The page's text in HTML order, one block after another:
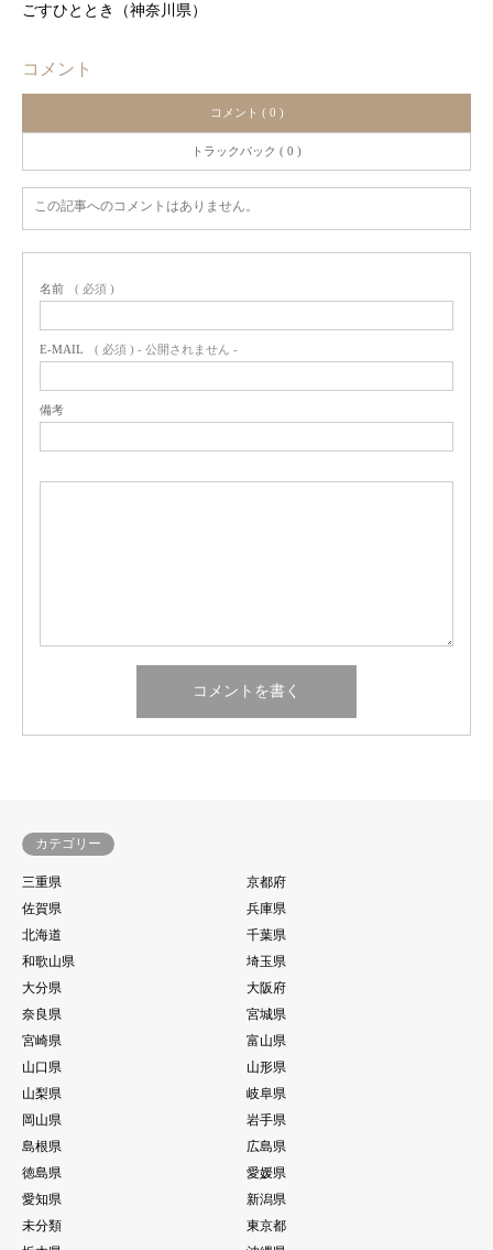
ごすひととき（神奈川県）
コメント
コメント ( 0 )
トラックバック ( 0 )
この記事へのコメントはありません。
名前 ( 必須 )
E-MAIL ( 必須 ) - 公開されません -
備考
カテゴリー
三重県
京都府
佐賀県
兵庫県
北海道
千葉県
和歌山県
埼玉県
大分県
大阪府
奈良県
宮城県
宮崎県
富山県
山口県
山形県
山梨県
岐阜県
岡山県
岩手県
島根県
広島県
徳島県
愛媛県
愛知県
新潟県
未分類
東京都